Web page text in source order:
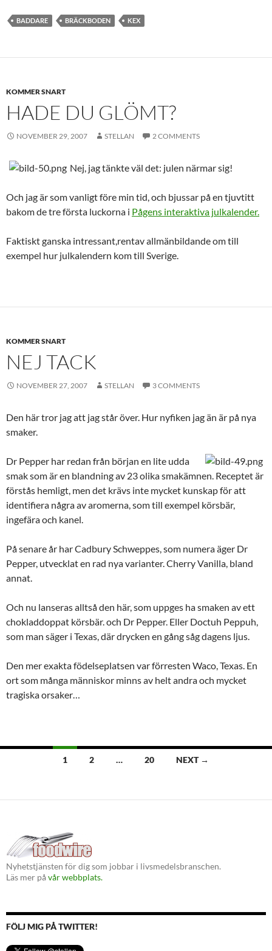
BADDARE BRÄCKBODEN KEX
KOMMER SNART
HADE DU GLÖMT?
NOVEMBER 29, 2007 STELLAN 2 COMMENTS
Nej, jag tänkte väl det: julen närmar sig!
Och jag är som vanligt före min tid, och bjussar på en tjuvtitt
bakom de tre första luckorna i Pågens interaktiva julkalender.
Faktiskt ganska intressant,rentav allmänbildande om till
exempel hur julkalendern kom till Sverige.
KOMMER SNART
NEJ TACK
NOVEMBER 27, 2007 STELLAN 3 COMMENTS
Den här tror jag att jag står över. Hur nyfiken jag än är på nya
smaker.
Dr Pepper har redan från början en lite udda
smak som är en blandning av 23 olika smakämnen. Receptet är
förstås hemligt, men det krävs inte mycket kunskap för att
identifiera några av aromerna, som till exempel körsbär,
ingefära och kanel.
På senare år har Cadbury Schweppes, som numera äger Dr
Pepper, utvecklat en rad nya varianter. Cherry Vanilla, bland
annat.
Och nu lanseras alltså den här, som uppges ha smaken av ett
chokladdoppat körsbär. och Dr Pepper. Eller Doctuh Peppuh,
som man säger i Texas, där drycken en gång såg dagens ljus.
Den mer exakta födelseplatsen var förresten Waco, Texas. En
ort som många människor minns av helt andra och mycket
tragiska orsaker…
1 2 … 20 NEXT →
Nyhetstjänsten för dig som jobbar i livsmedelsbranschen.
Läs mer påvår webbplats.
FÖLJ MIG PÅ TWITTER!